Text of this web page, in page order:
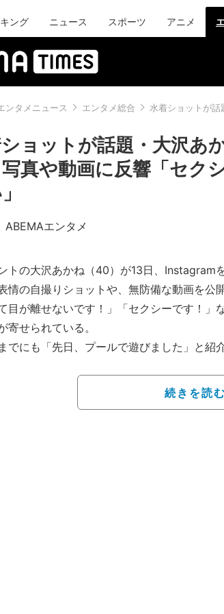
ング ニュース スポーツ アニメ
ンタメニュース エンタメ総合 水着ショットが話
ョットが話題・大沢あ
真や動画に反響「セク
ABEMAエンタメ
トの大沢あかね（40）が13日、Instagram
情の自撮りショットや、無防備な動画を公
目が離せないです！」「セクシーです！」
寄せられている。
でにも「先日、プールで遊びました」と紹
いやん うっふん」とつづった、様々な表情
真。さらには、デコルテやおなかを見せた
続きを読む